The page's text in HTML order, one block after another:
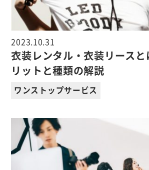
2023.10.31
衣装レンタル・衣装リースと
リットと種類の解説
ワンストップサービス